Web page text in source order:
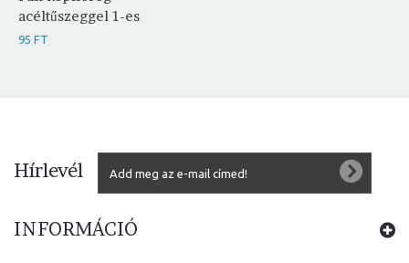
acéltűszeggel 1-es
95 FT
Hírlevél
INFORMÁCIÓ